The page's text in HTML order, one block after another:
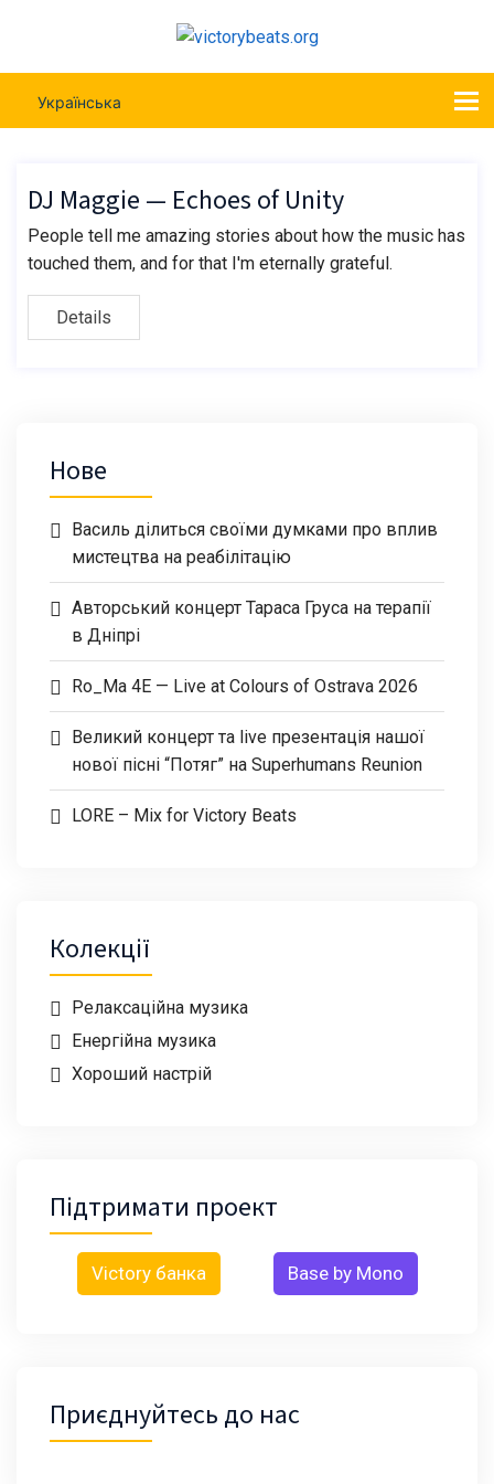
Українська
DJ Maggie — Echoes of Unity
People tell me amazing stories about how the music has
touched them, and for that I'm eternally grateful.
Details
Нове
Василь ділиться своїми думками про вплив
мистецтва на реабілітацію
Авторський концерт Тараса Груса на терапії
в Дніпрі
Ro_Ma 4E — Live at Colours of Ostrava 2026
Великий концерт та live презентація нашої
нової пісні “Потяг” на Superhumans Reunion
LORE – Mix for Victory Beats
Колекції
Релаксаційна музика
Енергійна музика
Хороший настрій
Підтримати проект
Victory банка Base by Mono
Приєднуйтесь до нас